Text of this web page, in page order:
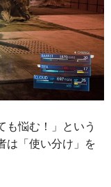
も悩む！」という
は「使い分け」を